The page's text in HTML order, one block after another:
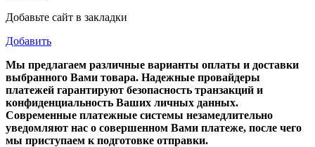
Добавьте сайт в закладки
Добавить
Мы предлагаем различные варианты оплаты и доставки
выбранного Вами товара. Надежные провайдеры
платежей гарантируют безопасность транзакций и
конфиденциальность Ваших личных данных.
Современные платежные системы незамедлительно
уведомляют нас о совершенном Вами платеже, после чего
мы приступаем к подготовке отправки.